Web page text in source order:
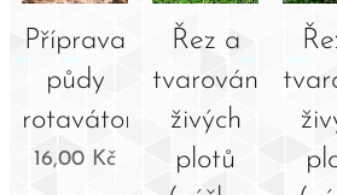
Příprava
půdy
rotavátorem
16,00 Kč
Řez a
tvarování
živých
plotů